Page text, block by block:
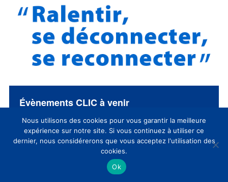
Évènements CLIC à venir
MAR
30
Mis
en
avant
09:30 -
SAVE THE DATE / Rencontre Annuelle
Culture & Innovation(s) 2027 du CLIC
Nous utilisons des cookies pour vous garantir la meilleure
expérience sur notre site. Si vous continuez à utiliser ce
dernier, nous considérerons que vous acceptez l'utilisation des
cookies.
Ok